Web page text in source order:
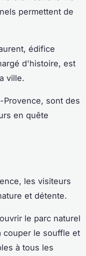
permettent de
édifice
d'histoire, est
ville.
sont des
en quête
les visiteurs
et détente.
le parc naturel
couper le souffle et
à tous les